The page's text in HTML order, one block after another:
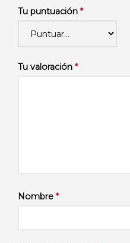
Tu puntuación *
Tu valoración *
Nombre *